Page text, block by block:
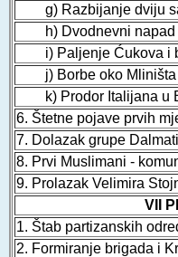
g) Razbijanje dviju
h) Dvodnevni napad
i) Paljenje Ćukova i
j) Borbe oko Mliništa
k) Prodor Italijana u
6. Štetne pojave prvih
7. Dolazak grupe
8. Prvi Muslimani -
9. Prolazak Velimira
VII
1. Štab partizanskih
2. Formiranje brigada i